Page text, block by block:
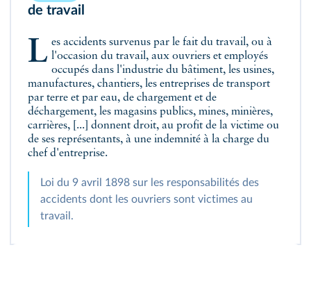
de travail
Les accidents survenus par le fait du travail, ou à l'occasion du travail, aux ouvriers et employés
occupés dans l'industrie du bâtiment, les usines,
manufactures, chantiers, les entreprises de transport
par terre et par eau, de chargement et de
déchargement, les magasins publics, mines, minières,
carrières, [...] donnent droit, au profit de la victime ou
de ses représentants, à une indemnité à la charge du
chef d'entreprise.
Loi du 9 avril 1898 sur les responsabilités des
accidents dont les ouvriers sont victimes au
travail.